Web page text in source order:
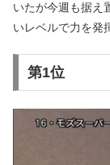
いたが今週も据え
いレベルで力を発
第1位